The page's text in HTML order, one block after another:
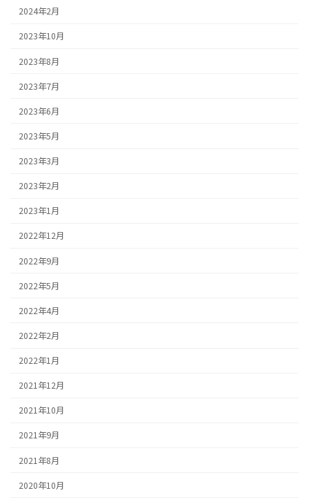
2024年2月
2023年10月
2023年8月
2023年7月
2023年6月
2023年5月
2023年3月
2023年2月
2023年1月
2022年12月
2022年9月
2022年5月
2022年4月
2022年2月
2022年1月
2021年12月
2021年10月
2021年9月
2021年8月
2020年10月